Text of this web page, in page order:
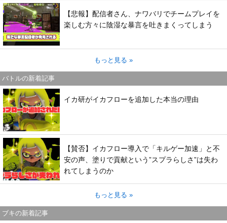
【悲報】配信者さん、ナワバリでチームプレイを
楽しむ方々に陰湿な暴言を吐きまくってしまう
もっと見る »
バトルの新着記事
イカ研がイカフローを追加した本当の理由
【賛否】イカフロー導入で「キルゲー加速」と不
安の声、塗りで貢献という”スプラらしさ”は失わ
れてしまうのか
もっと見る »
ブキの新着記事